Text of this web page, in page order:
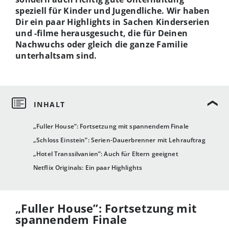
„Fuller House”: Fortsetzung mit spannendem Finale
„Schloss Einstein”: Serien-Dauerbrenner mit Lehrauftrag
„Hotel Transsilvanien”: Auch für Eltern geeignet
Netflix Originals: Ein paar Highlights
speziell für Kinder und Jugendliche. Wir haben
Dir ein paar Highlights in Sachen Kinderserien
und -filme herausgesucht, die für Deinen
Nachwuchs oder gleich die ganze Familie
unterhaltsam sind.
„Fuller House”: Fortsetzung mit
spannendem Finale